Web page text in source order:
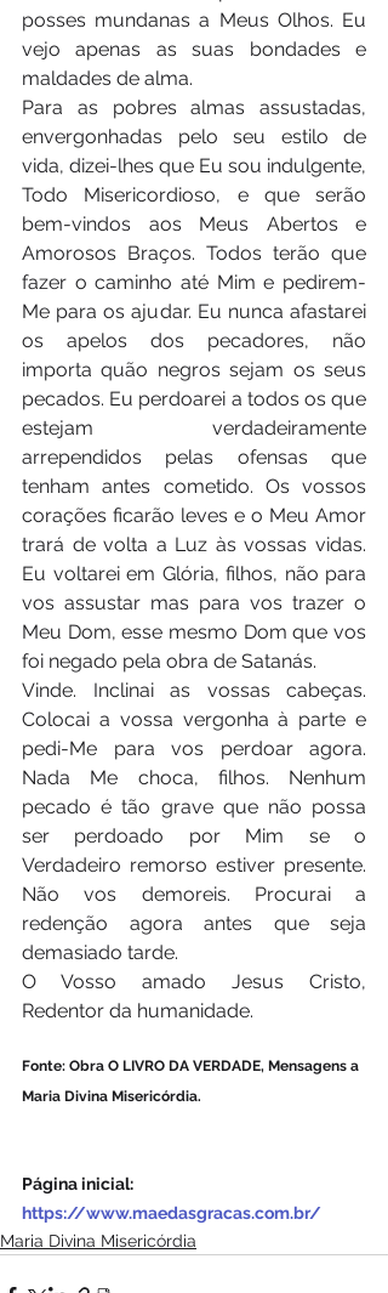
posses mundanas a Meus Olhos. Eu
vejo apenas as suas bondades e
maldades de alma.
Para as pobres almas assustadas,
envergonhadas pelo seu estilo de
vida, dizei-lhes que Eu sou indulgente,
Todo Misericordioso, e que serão
bem-vindos aos Meus Abertos e
Amorosos Braços. Todos terão que
fazer o caminho até Mim e pedirem-
Me para os ajudar. Eu nunca afastarei
os apelos dos pecadores, não
importa quão negros sejam os seus
pecados. Eu perdoarei a todos os que
estejam verdadeiramente
arrependidos pelas ofensas que
tenham antes cometido. Os vossos
corações ficarão leves e o Meu Amor
trará de volta a Luz às vossas vidas.
Eu voltarei em Glória, filhos, não para
vos assustar mas para vos trazer o
Meu Dom, esse mesmo Dom que vos
foi negado pela obra de Satanás.
Vinde. Inclinai as vossas cabeças.
Colocai a vossa vergonha à parte e
pedi-Me para vos perdoar agora.
Nada Me choca, filhos. Nenhum
pecado é tão grave que não possa
ser perdoado por Mim se o
Verdadeiro remorso estiver presente.
Não vos demoreis. Procurai a
redenção agora antes que seja
demasiado tarde.
O Vosso amado Jesus Cristo,
Redentor da humanidade.
Fonte: Obra O LIVRO DA VERDADE, Mensagens a
Maria Divina Misericórdia.
Página inicial:
https://www.maedasgracas.com.br/
Maria Divina Misericórdia